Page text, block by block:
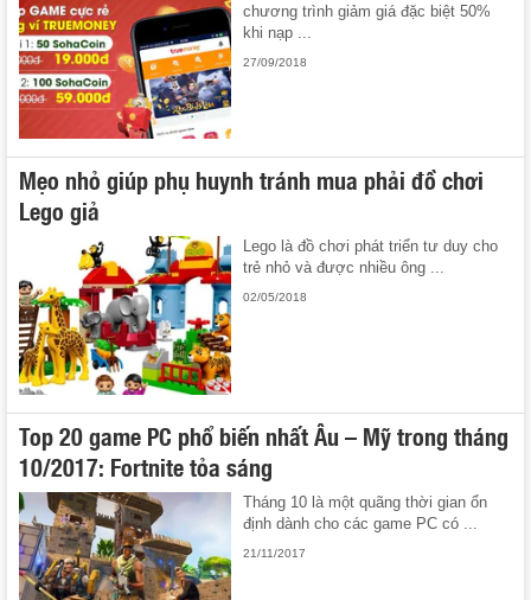
chương trình giảm giá đặc biệt 50%
khi nạp ...
27/09/2018
Mẹo nhỏ giúp phụ huynh tránh mua phải đồ chơi
Lego giả
Lego là đồ chơi phát triển tư duy cho
trẻ nhỏ và được nhiều ông ...
02/05/2018
Top 20 game PC phổ biến nhất Âu – Mỹ trong tháng
10/2017: Fortnite tỏa sáng
Tháng 10 là một quãng thời gian ổn
định dành cho các game PC có ...
21/11/2017